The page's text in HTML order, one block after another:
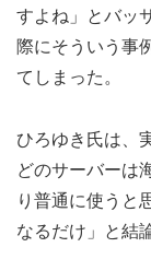
すよね」とバッ
際にそういう事
てしまった。
ひろゆき氏は、
どのサーバーは
り普通に使うと
なるだけ」と結